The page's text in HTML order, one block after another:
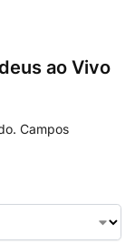
ao Vivo
Campos